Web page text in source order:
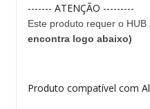
------- ATENÇÃO ---------
Este produto requer o HUB
encontra logo abaixo)
Produto compatível com